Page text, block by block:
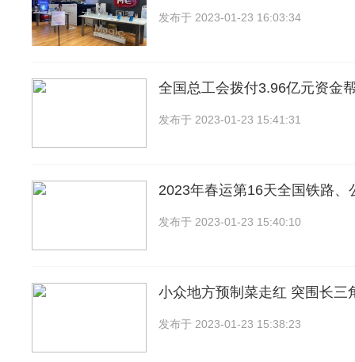
发布于 2023-01-23 16:03:34
全国总工会拨付3.96亿元资金
发布于 2023-01-23 15:41:31
2023年春运第16天全国铁路、
发布于 2023-01-23 15:40:10
小众地方预制菜走红 突围长三
发布于 2023-01-23 15:38:23